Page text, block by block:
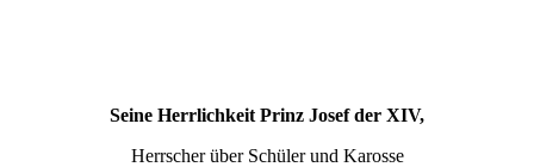
Seine Herrlichkeit Prinz Josef der XIV,
Herrscher über Schüler und Karosse